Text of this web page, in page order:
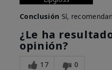
Conclusión Sí,
¿Le ha
opinión?
17 0